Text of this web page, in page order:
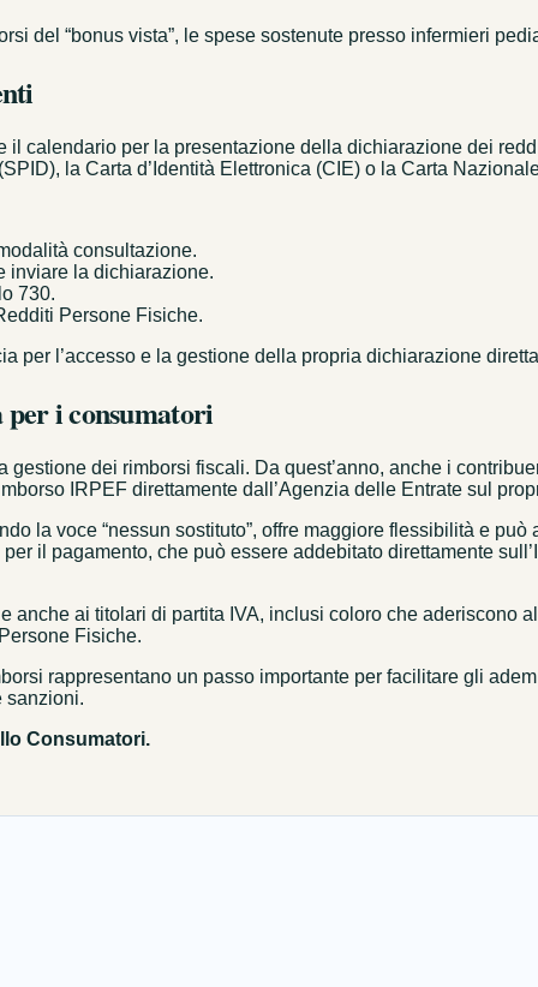
del “bonus vista”, le spese sostenute presso infermieri
calendario per la presentazione della dichiarazione dei
la Carta d’Identità Elettronica (CIE) o la Carta
consultazione.
inviare la dichiarazione.
730.
Persone Fisiche.
l’accesso e la gestione della propria dichiarazione
i consumatori
dei rimborsi fiscali. Da quest’anno, anche i
IRPEF direttamente dall’Agenzia delle Entrate sul
la voce “nessun sostituto”, offre maggiore flessibilità e
il pagamento, che può essere addebitato direttamente
ai titolari di partita IVA, inclusi coloro che aderiscono
Fisiche.
rappresentano un passo importante per facilitare gli
sanzioni.
Consumatori.